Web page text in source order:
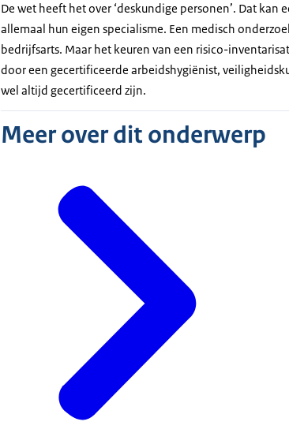
De wet heeft het over ‘deskundige personen’. Dat
allemaal hun eigen specialisme. Een medisch
bedrijfsarts. Maar het keuren van een risico-
door een gecertificeerde arbeidshygiënist,
wel altijd gecertificeerd zijn.
Meer over dit onderwerp